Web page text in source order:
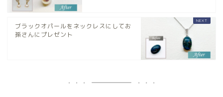
ブラックオパールをネックレスにしてお
孫さんにプレゼント